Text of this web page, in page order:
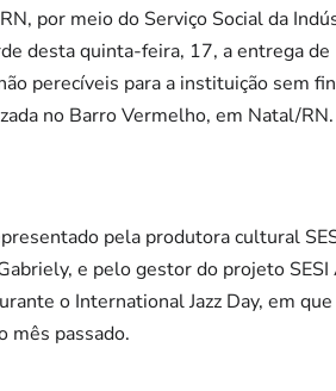
por meio do Serviço Social da
desta quinta-feira, 17, a entrega
perecíveis para a instituição sem
no Barro Vermelho, em Natal/RN.
pela produtora cultural
e pelo gestor do projeto
o International Jazz Day, em
mês passado.